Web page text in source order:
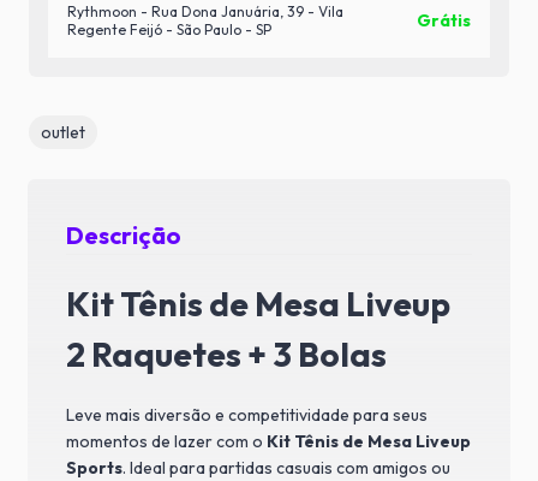
Rythmoon - Rua Dona Januária, 39 - Vila
Regente Feijó - São Paulo - SP
Grátis
outlet
Descrição
Kit Tênis de Mesa Liveup
2 Raquetes + 3 Bolas
Leve mais diversão e competitividade para seus
momentos de lazer com o Kit Tênis de Mesa Liveup
Sports. Ideal para partidas casuais com amigos ou